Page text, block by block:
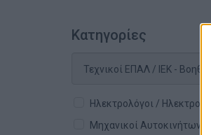
Κατηγορίες
Ηλεκτρολόγοι /
Μηχανικοί Αυτοκινήτων &